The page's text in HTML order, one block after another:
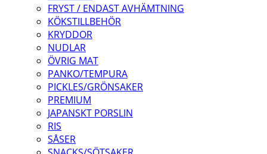
FRYST / ENDAST AVHÄMTNING
KÖKSTILLBEHÖR
KRYDDOR
NUDLAR
ÖVRIG MAT
PANKO/TEMPURA
PICKLES/GRÖNSAKER
PREMIUM
JAPANSKT PORSLIN
RIS
SÅSER